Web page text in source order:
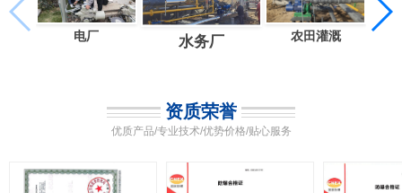
电厂 水务厂 农田灌溉
资质荣誉
优质产品/专业技术/优势价格/贴心服务